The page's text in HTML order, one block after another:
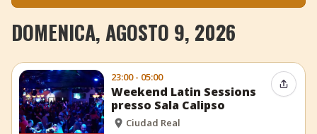
DOMENICA, AGOSTO 9, 2026
23:00 - 05:00
Weekend Latin Sessions
presso Sala Calipso
Ciudad Real